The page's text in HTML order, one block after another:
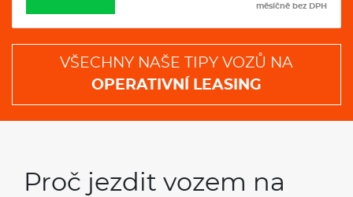
měsíčně bez DPH
VŠECHNY NAŠE TIPY VOZŮ NA
OPERATIVNÍ LEASING
Proč jezdit vozem na